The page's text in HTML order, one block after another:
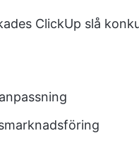
ClickUp slå